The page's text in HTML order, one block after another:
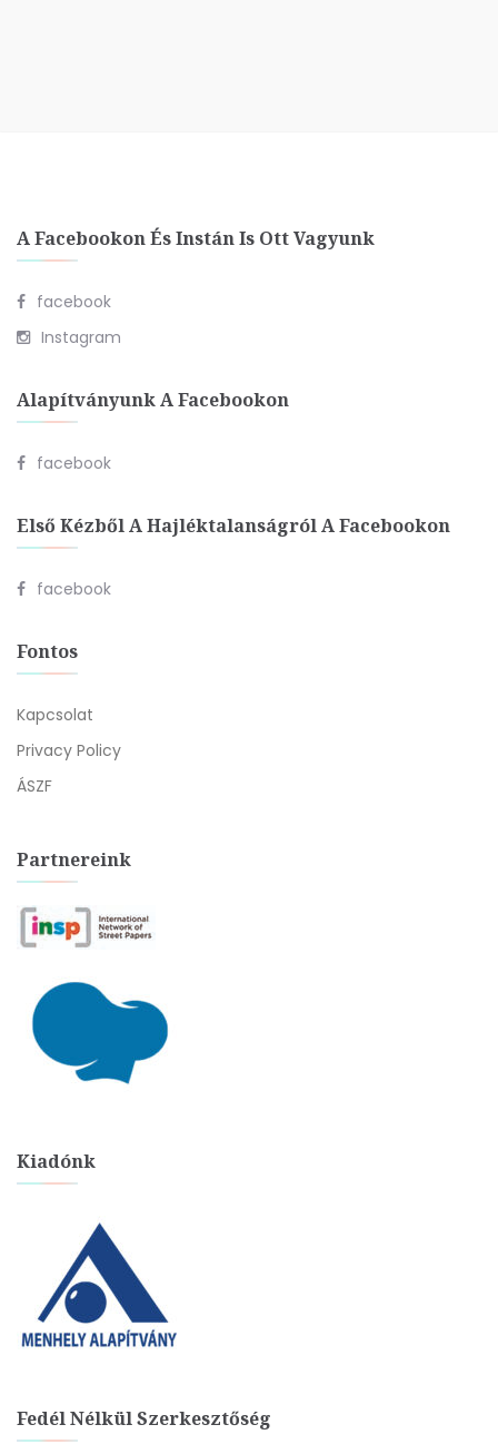
A Facebookon És Instán Is Ott Vagyunk
facebook
Instagram
Alapítványunk A Facebookon
facebook
Első Kézből A Hajléktalanságról A Facebookon
facebook
Fontos
Kapcsolat
Privacy Policy
ÁSZF
Partnereink
Kiadónk
Fedél Nélkül Szerkesztőség